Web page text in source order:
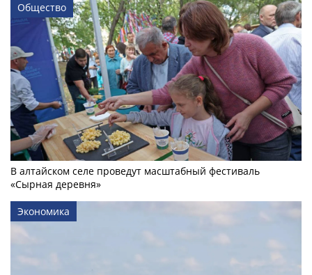
Общество
В алтайском селе проведут масштабный фестиваль
«Сырная деревня»
Экономика